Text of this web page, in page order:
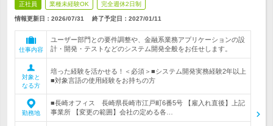
正社員 業種未経験OK 完全週休2日制
情報更新日：2026/07/31 終了予定日： 2027/01/11
仕事内容
ユーザー部門との要件調整や、金融系業務アプリケーションの設
計・開発・テストなどのシステム開発全般をお任せします。
対象と
なる方
培った経験を活かせる！＜必須＞■システム開発実務経験2年以上
■対象言語の使用経験をお持ちの方
勤務地
■長崎オフィス 長崎県長崎市江戸町6番5号 【雇入れ直後】上記
事業所 【変更の範囲】会社の定める各…